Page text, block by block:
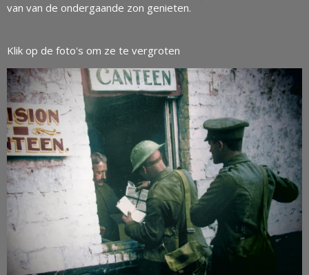
van van de ondergaande zon genieten.
Klik op de foto's om ze te vergroten